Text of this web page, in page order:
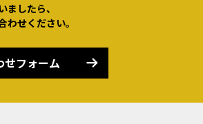
ましたら、
わせください。
せフォーム